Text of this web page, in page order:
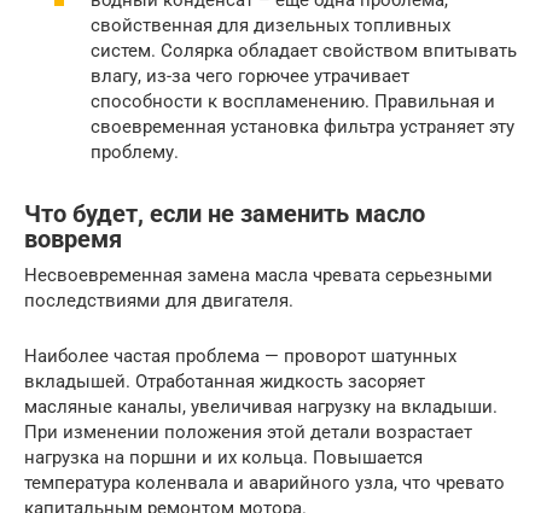
свойственная для дизельных топливных
систем. Солярка обладает свойством впитывать
влагу, из-за чего горючее утрачивает
способности к воспламенению. Правильная и
своевременная установка фильтра устраняет эту
проблему.
Что будет, если не заменить масло
вовремя
Несвоевременная замена масла чревата серьезными
последствиями для двигателя.
Наиболее частая проблема — проворот шатунных
вкладышей. Отработанная жидкость засоряет
масляные каналы, увеличивая нагрузку на вкладыши.
При изменении положения этой детали возрастает
нагрузка на поршни и их кольца. Повышается
температура коленвала и аварийного узла, что чревато
капитальным ремонтом мотора.